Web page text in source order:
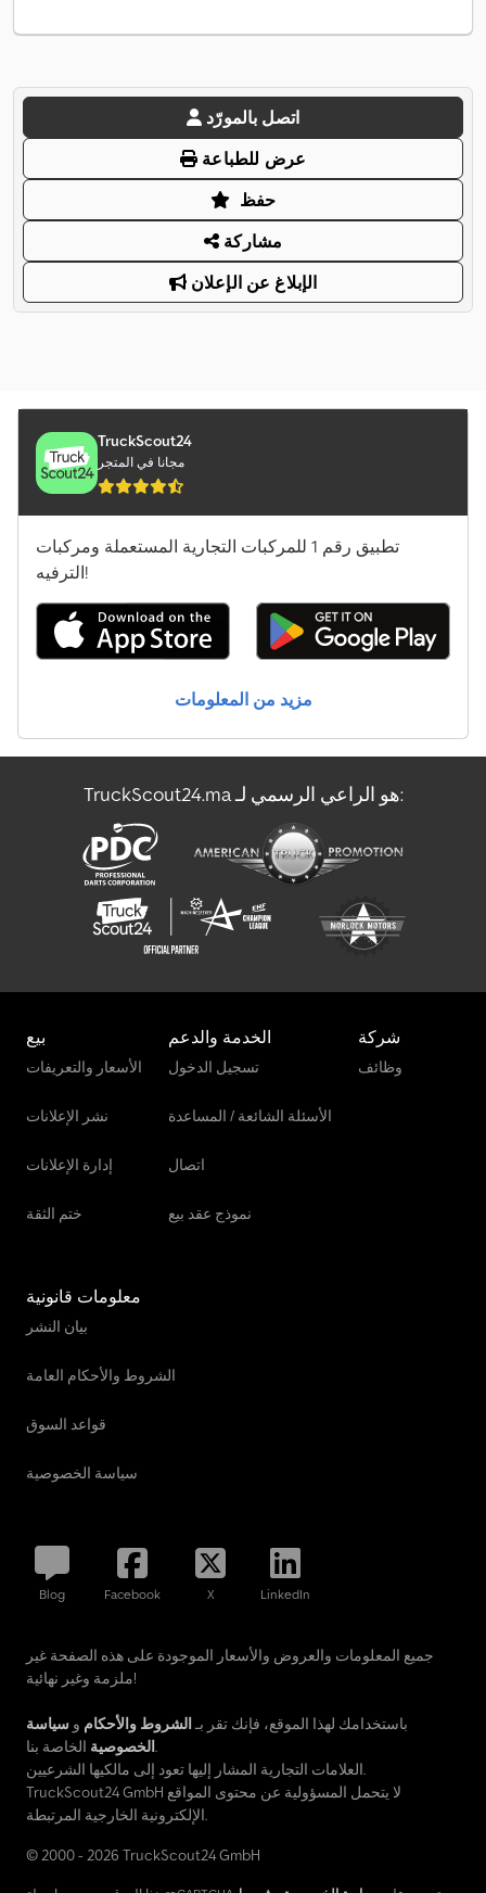
اتصل بالمورّد
عرض للطباعة
حفظ
مشاركة
الإبلاغ عن الإعلان
TruckScout24
مجانا في المتجر
تطبيق رقم 1 للمركبات التجارية المستعملة ومركبات
الترفيه!
مزيد من المعلومات
TruckScout24.ma هو الراعي الرسمي لـ:
بيع
الأسعار والتعريفات
نشر الإعلانات
إدارة الإعلانات
ختم الثقة
الخدمة والدعم
تسجيل الدخول
الأسئلة الشائعة / المساعدة
اتصال
نموذج عقد بيع
شركة
وظائف
معلومات قانونية
بيان النشر
الشروط والأحكام العامة
قواعد السوق
سياسة الخصوصية
Blog Facebook X LinkedIn
جميع المعلومات والعروض والأسعار الموجودة على هذه الصفحة غير
ملزمة وغير نهائية!
باستخدامك لهذا الموقع، فإنك تقر بـ الشروط والأحكام و سياسة
الخصوصيةالخاصة بنا.
العلامات التجارية المشار إليها تعود إلى مالكيها الشرعيين.
TruckScout24 GmbH لا يتحمل المسؤولية عن محتوى المواقع
الإلكترونية الخارجية المرتبطة.
© 2000 - 2026 TruckScout24 GmbH